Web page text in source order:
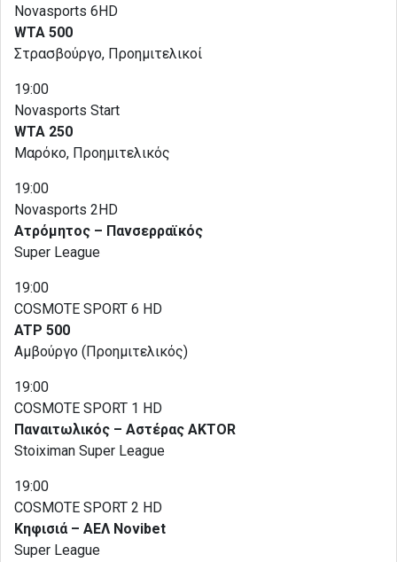
Novasports 6HD
WTA 500
Στρασβούργο, Προημιτελικοί
19:00
Novasports Start
WTA 250
Μαρόκο, Προημιτελικός
19:00
Novasports 2HD
Ατρόμητος – Πανσερραϊκός
Super League
19:00
COSMOTE SPORT 6 HD
ATP 500
Αμβούργο (Προημιτελικός)
19:00
COSMOTE SPORT 1 HD
Παναιτωλικός – Αστέρας AKTOR
Stoiximan Super League
19:00
COSMOTE SPORT 2 HD
Κηφισιά – ΑΕΛ Novibet
Super League